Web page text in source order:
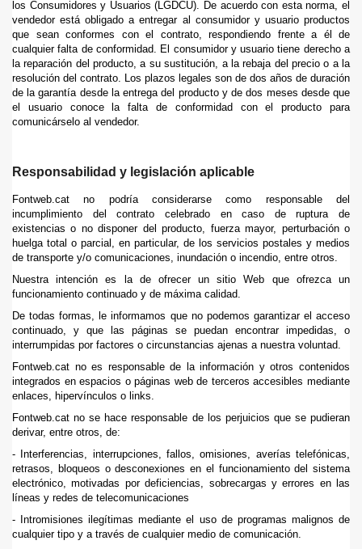
los Consumidores y Usuarios (LGDCU). De acuerdo con esta norma, el
vendedor está obligado a entregar al consumidor y usuario productos
que sean conformes con el contrato, respondiendo frente a él de
cualquier falta de conformidad. El consumidor y usuario tiene derecho a
la reparación del producto, a su sustitución, a la rebaja del precio o a la
resolución del contrato. Los plazos legales son de dos años de duración
de la garantía desde la entrega del producto y de dos meses desde que
el usuario conoce la falta de conformidad con el producto para
comunicárselo al vendedor.
Responsabilidad y legislación aplicable
Fontweb.cat no podría considerarse como responsable del
incumplimiento del contrato celebrado en caso de ruptura de
existencias o no disponer del producto, fuerza mayor, perturbación o
huelga total o parcial, en particular, de los servicios postales y medios
de transporte y/o comunicaciones, inundación o incendio, entre otros.
Nuestra intención es la de ofrecer un sitio Web que ofrezca un
funcionamiento continuado y de máxima calidad.
De todas formas, le informamos que no podemos garantizar el acceso
continuado, y que las páginas se puedan encontrar impedidas, o
interrumpidas por factores o circunstancias ajenas a nuestra voluntad.
Fontweb.cat no es responsable de la información y otros contenidos
integrados en espacios o páginas web de terceros accesibles mediante
enlaces, hipervínculos o links.
Fontweb.cat no se hace responsable de los perjuicios que se pudieran
derivar, entre otros, de:
- Interferencias, interrupciones, fallos, omisiones, averías telefónicas,
retrasos, bloqueos o desconexiones en el funcionamiento del sistema
electrónico, motivadas por deficiencias, sobrecargas y errores en las
líneas y redes de telecomunicaciones
- Intromisiones ilegítimas mediante el uso de programas malignos de
cualquier tipo y a través de cualquier medio de comunicación.